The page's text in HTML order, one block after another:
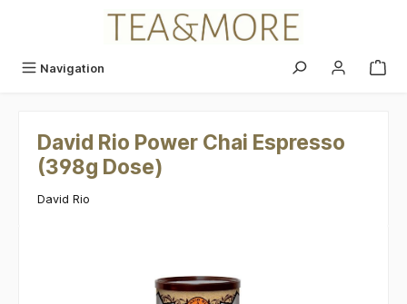
Navigation
David Rio Power Chai Espresso
(398g Dose)
David Rio